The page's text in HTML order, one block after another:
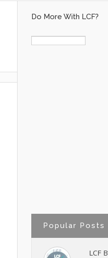
Do More With LCF?
Popular Posts
LCF